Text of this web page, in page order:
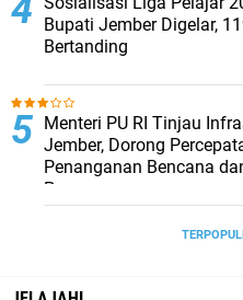
Bupati Jember Digelar,
Bertanding
Menteri PU RI Tinjau
Jember, Dorong
Penanganan Bencana
Pasar